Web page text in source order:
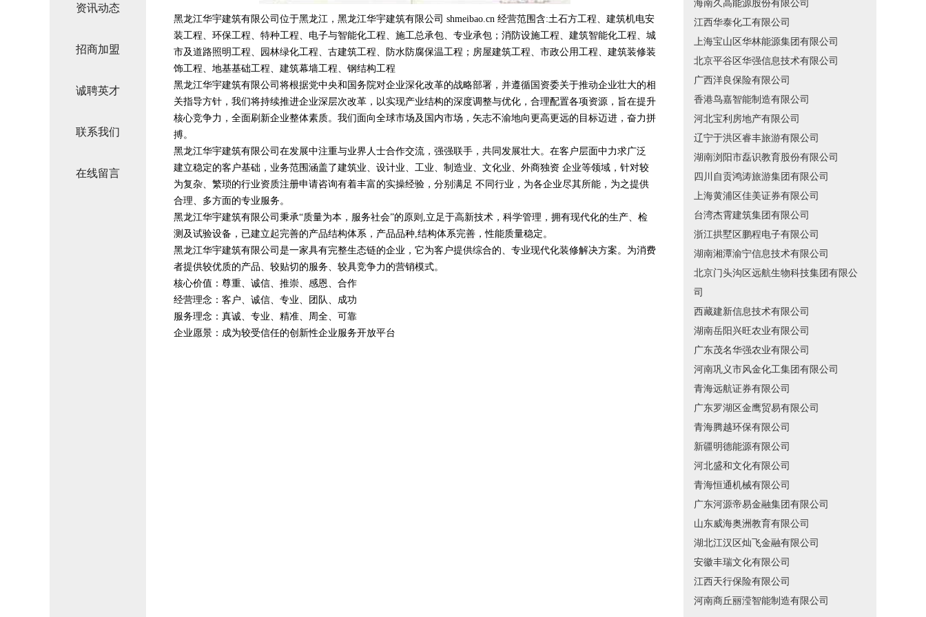
资讯动态
招商加盟
诚聘英才
联系我们
在线留言
黑龙江华宇建筑有限公司位于黑龙江，黑龙江华宇建筑有限公司 shmeibao.cn 经营范围含:土石方工程、建筑机电安
装工程、环保工程、特种工程、电子与智能化工程、施工总承包、专业承包；消防设施工程、建筑智能化工程、城
市及道路照明工程、园林绿化工程、古建筑工程、防水防腐保温工程；房屋建筑工程、市政公用工程、建筑装修装
饰工程、地基基础工程、建筑幕墙工程、钢结构工程
黑龙江华宇建筑有限公司将根据党中央和国务院对企业深化改革的战略部署，并遵循国资委关于推动企业壮大的相
关指导方针，我们将持续推进企业深层次改革，以实现产业结构的深度调整与优化，合理配置各项资源，旨在提升
核心竞争力，全面刷新企业整体素质。我们面向全球市场及国内市场，矢志不渝地向更高更远的目标迈进，奋力拼
搏。
黑龙江华宇建筑有限公司在发展中注重与业界人士合作交流，强强联手，共同发展壮大。在客户层面中力求广泛
建立稳定的客户基础，业务范围涵盖了建筑业、设计业、工业、制造业、文化业、外商独资 企业等领域，针对较
为复杂、繁琐的行业资质注册申请咨询有着丰富的实操经验，分别满足 不同行业，为各企业尽其所能，为之提供
合理、多方面的专业服务。
黑龙江华宇建筑有限公司秉承“质量为本，服务社会”的原则,立足于高新技术，科学管理，拥有现代化的生产、检
测及试验设备，已建立起完善的产品结构体系，产品品种,结构体系完善，性能质量稳定。
黑龙江华宇建筑有限公司是一家具有完整生态链的企业，它为客户提供综合的、专业现代化装修解决方案。为消费
者提供较优质的产品、较贴切的服务、较具竞争力的营销模式。
核心价值：尊重、诚信、推崇、感恩、合作
经营理念：客户、诚信、专业、团队、成功
服务理念：真诚、专业、精准、周全、可靠
企业愿景：成为较受信任的创新性企业服务开放平台
海南久高能源股份有限公司
江西华泰化工有限公司
上海宝山区华林能源集团有限公司
北京平谷区华强信息技术有限公司
广西洋良保险有限公司
香港鸟嘉智能制造有限公司
河北宝利房地产有限公司
辽宁于洪区睿丰旅游有限公司
湖南浏阳市磊识教育股份有限公司
四川自贡鸿涛旅游集团有限公司
上海黄浦区佳美证券有限公司
台湾杰霄建筑集团有限公司
浙江拱墅区鹏程电子有限公司
湖南湘潭渝宁信息技术有限公司
北京门头沟区远航生物科技集团有限公
司
西藏建新信息技术有限公司
湖南岳阳兴旺农业有限公司
广东茂名华强农业有限公司
河南巩义市风金化工集团有限公司
青海远航证券有限公司
广东罗湖区金鹰贸易有限公司
青海腾越环保有限公司
新疆明德能源有限公司
河北盛和文化有限公司
青海恒通机械有限公司
广东河源帝易金融集团有限公司
山东威海奥洲教育有限公司
湖北江汉区灿飞金融有限公司
安徽丰瑞文化有限公司
江西天行保险有限公司
河南商丘丽滢智能制造有限公司